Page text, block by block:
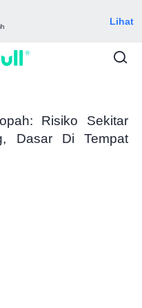
Lihat
Risiko Sekitar
Dasar Di Tempat